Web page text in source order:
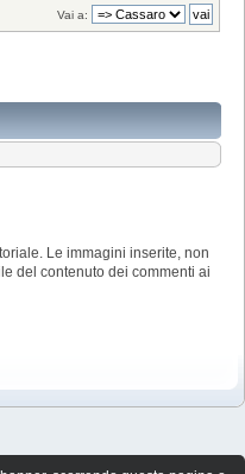
Vai a:
Le immagini inserite, non
del contenuto dei commenti ai